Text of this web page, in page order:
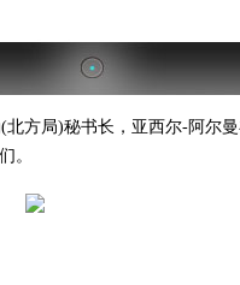
局)秘书长，亚西尔-阿尔
。